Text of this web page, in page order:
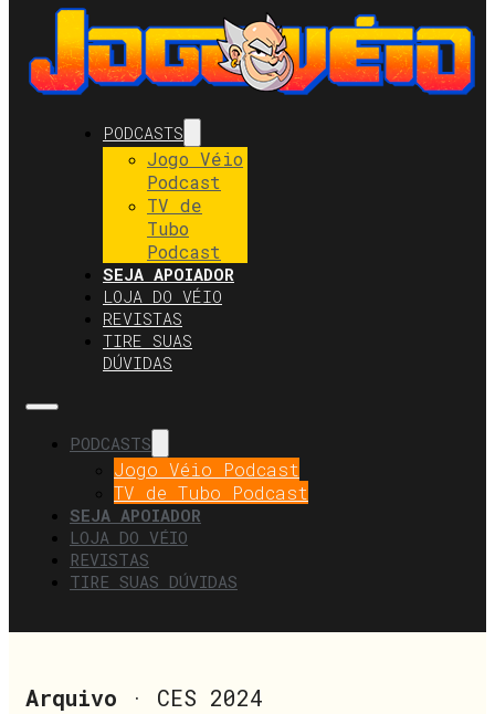
PODCASTS
Jogo Véio
Podcast
TV de
Tubo
Podcast
SEJA APOIADOR
LOJA DO VÉIO
REVISTAS
TIRE SUAS
DÚVIDAS
PODCASTS
Jogo Véio Podcast
TV de Tubo Podcast
SEJA APOIADOR
LOJA DO VÉIO
REVISTAS
TIRE SUAS DÚVIDAS
Arquivo · CES 2024